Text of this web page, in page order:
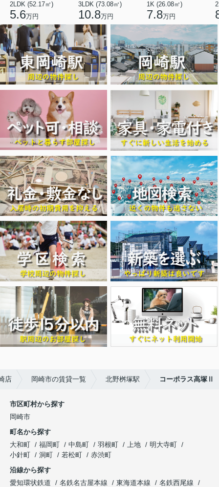
2LDK (52.17㎡)
5.6万円
3LDK (73.08㎡)
10.8万円
1K (26.08㎡)
7.8万円
店 岡崎市の賃貸一覧 北野桝塚駅 コーポラス高塚Ⅱ
市区町村から探す
岡崎市
町名から探す
大和町
福岡町 中島町 羽根町 上地
明大寺町
小針町
洞町 若松町
赤渋町
沿線から探す
愛知環状鉄道
名鉄名古屋本線 東海道本線
名鉄西尾線